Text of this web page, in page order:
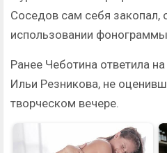
Соседов сам себя закопал,
использовании
Ранее Чеботина ответила
Ильи Резникова, не
творческом вечере.